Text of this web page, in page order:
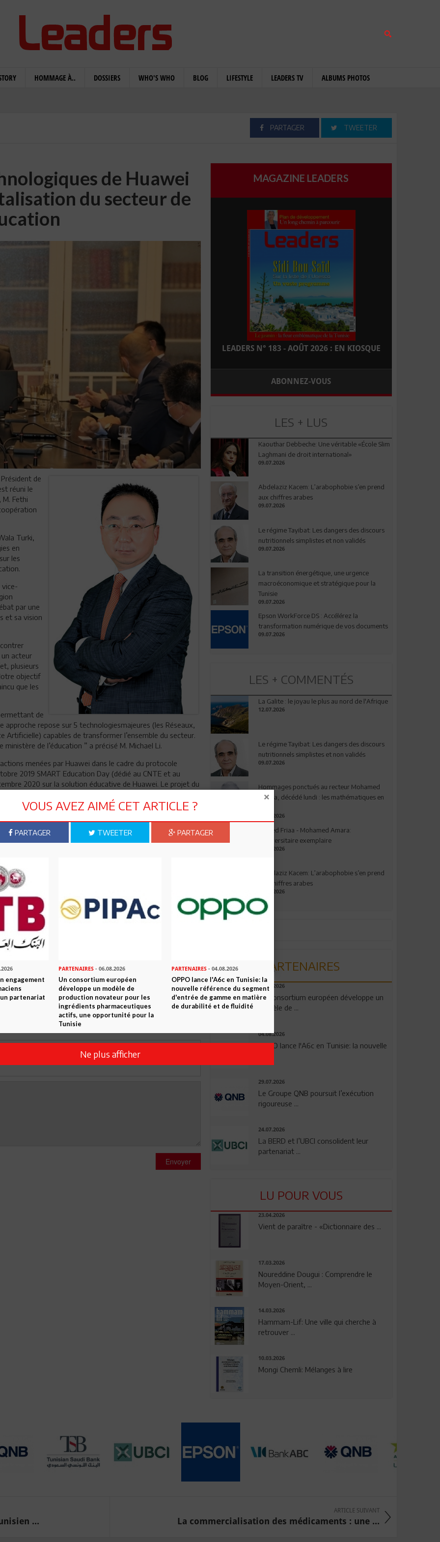
HOMMAGE À.. DOSSIERS WHO'S WHO BLOG LIFESTYLE LEADERS TV ALBUMS PHOTOS
PARTAGER TWEETER
de Huawei
du secteur de
de
réuni le
M. Fethi
Turki,
en
les
vice-
par une
et sa vision
un acteur
plusieurs
objectif
que les
de
repose sur 5 technologiesmajeures (les Réseaux,
Artificielle) capables de transformer l’ensemble du secteur.
de l’éducation ” a précisé M. Michael Li.
menées par Huawei dans le cadre du protocole
2019 SMART Education Day (dédié au CNTE et au
2020 sur la solution éducative de Huawei. Le projet du
a également été achevé avec succès. Pour continuer sur
par l’équipe Huawei aux représentants des différentes
ont été discutés dans le but de les faire avancer.
ami
PARTAGEZ-LE AVEC VOS AMIS !
TWEETER
CET ARTICLE
0Commentaires
Commenter
Envoyer
MAGAZINE LEADERS
LEADERS N° 183 - AOÛT 2026 : EN KIOSQUE
ABONNEZ-VOUS
LES + LUS
Kaouthar Debbeche: Une véritable «École Slim
Laghmani de droit international»
09.07.2026
Abdelaziz Kacem: L’arabophobie s’en prend
aux chiffres arabes
09.07.2026
Le régime Tayibat: Les dangers des discours
nutritionnels simplistes et non validés
09.07.2026
La transition énergétique, une urgence
macroéconomique et stratégique pour la
Tunisie
09.07.2026
Epson WorkForce DS : Accélérez la
transformation numérique de vos documents
09.07.2026
LES + COMMENTÉS
La Galite : le joyau le plus au nord de l'Afrique
12.07.2026
Le régime Tayibat: Les dangers des discours
nutritionnels simplistes et non validés
09.07.2026
Hommages ponctués au recteur Mohamed
Amara, décédé lundi : les mathématiques en
03.08.2026
Ahmed Friaa - Mohamed Amara:
l’Universitaire exemplaire
04.08.2026
Abdelaziz Kacem: L’arabophobie s’en prend
aux chiffres arabes
09.07.2026
PARTENAIRES
06.08.2026
Un consortium européen développe un
modèle de ...
04.08.2026
OPPO lance l'A6c en Tunisie: la nouvelle
29.07.2026
Le Groupe QNB poursuit l’exécution
rigoureuse ...
24.07.2026
La BERD et l’UBCI consolident leur
partenariat ...
LU POUR VOUS
23.04.2026
Vient de paraître - «Dictionnaire des ...
17.03.2026
Noureddine Dougui : Comprendre le
Moyen-Orient, ...
14.03.2026
Hammam-Lif: Une ville qui cherche à
retrouver ...
10.03.2026
Mongi Chemli: Mélanges à lire
...
ARTICLE SUIVANT
La commercialisation des médicaments : une ...
VOUS AVEZ AIMÉ CET ARTICLE ?
PARTAGER TWEETER PARTAGER
engagement
un partenariat
PARTENAIRES - 06.08.2026
Un consortium européen
développe un modèle de
production novateur pour les
ingrédients pharmaceutiques
actifs, une opportunité pour la
Tunisie
PARTENAIRES- 04.08.2026
OPPO lance l'A6c en Tunisie: la
nouvelle référence du segment
d'entrée de gamme en matière
de durabilité et de fluidité
Ne plus afficher